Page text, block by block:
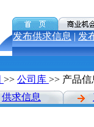
发布供求信息 | 发
>> 公司库 >> 产品信
供求信息